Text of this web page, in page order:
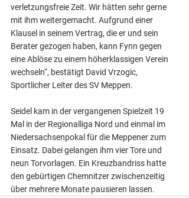
verletzungsfreie Zeit. Wir hätten sehr gerne
mit ihm weitergemacht. Aufgrund einer
Klausel in seinem Vertrag, die er und sein
Berater gezogen haben, kann Fynn gegen
eine Ablöse zu einem höherklassigen Verein
wechseln“, bestätigt David Vrzogic,
Sportlicher Leiter des SV Meppen.
Seidel kam in der vergangenen Spielzeit 19
Mal in der Regionalliga Nord und einmal im
Niedersachsenpokal für die Meppener zum
Einsatz. Dabei gelangen ihm vier Tore und
neun Torvorlagen. Ein Kreuzbandriss hatte
den gebürtigen Chemnitzer zwischenzeitig
über mehrere Monate pausieren lassen.